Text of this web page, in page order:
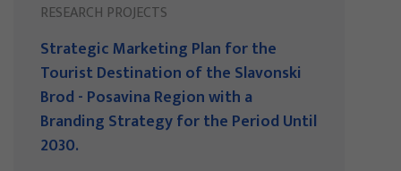
RESEARCH PROJECTS
Strategic Marketing Plan for the
Tourist Destination of the Slavonski
Brod - Posavina Region with a
Branding Strategy for the Period Until
2030.